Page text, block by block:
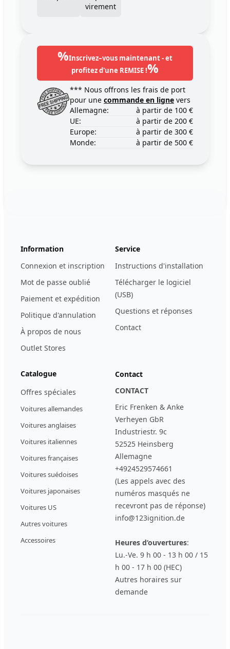
virement
%Inscrivez–vous maintenant - et
profitez d'une REMISE !%
*** Nous offrons les frais de port
pour une commande en ligne vers
Allemagne:
à partir de 100 €
UE:
à partir de 200 €
Europe:
à partir de 300 €
Monde:
à partir de 500 €
Information
Connexion et inscription
Mot de passe oublié
Paiement et expédition
Politique d'annulation
À propos de nous
Outlet Stores
Service
Instructions d'installation
Télécharger le logiciel
(USB)
Questions et réponses
Contact
Catalogue
Offres spéciales
Voitures allemandes
Voitures anglaises
Voitures italiennes
Voitures françaises
Voitures suédoises
Voitures japonaises
Voitures US
Autres voitures
Accessoires
Contact
CONTACT
Eric Frenken & Anke
Verheyen GbR
Industriestr. 9c
52525 Heinsberg
Allemagne
+4924529574661
(Les appels avec des
numéros masqués ne
recevront pas de réponse)
info@123ignition.de
Heures d‘ouvertures:
Lu.-Ve. 9 h 00 - 13 h 00 / 15
h 00 - 17 h 00 (HEC)
Autres horaires sur
demande